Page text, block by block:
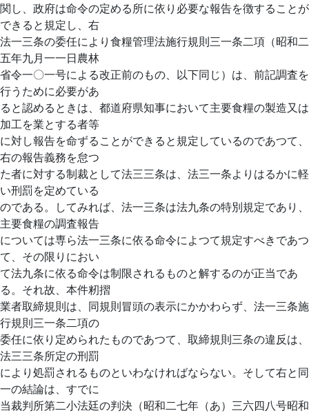
関し、政府は命令の定める所に依り必要な報告を徴することが
できると規定し、右
法一三条の委任により食糧管理法施行規則三一条二項（昭和二
五年九月一一日農林
省令一〇一号による改正前のもの、以下同じ）は、前記調査を
行うために必要があ
ると認めるときは、都道府県知事において主要食糧の製造又は
加工を業とする者等
に対し報告を命ずることができると規定しているのであつて、
右の報告義務を怠つ
た者に対する制裁として法三三条は、法三一条よりはるかに軽
い刑罰を定めている
のである。してみれば、法一三条は法九条の特別規定であり、
主要食糧の調査報告
については専ら法一三条に依る命令によつて規定すべきであつ
て、その限りにおい
て法九条に依る命令は制限されるものと解するのが正当であ
る。それ故、本件籾摺
業者取締規則は、同規則冒頭の表示にかかわらず、法一三条施
行規則三一条二項の
委任に依り定められたものであつて、取締規則三条の違反は、
法三三条所定の刑罰
により処罰されるものといわなければならない。そして右と同
一の結論は、すでに
当裁判所第二小法廷の判決（昭和二七年（あ）三六四八号昭和